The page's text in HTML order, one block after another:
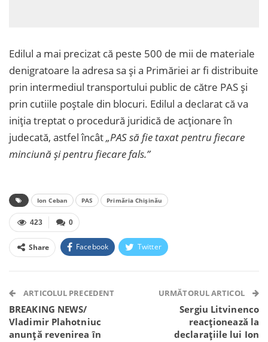
Edilul a mai precizat că peste 500 de mii de materiale
denigratoare la adresa sa și a Primăriei ar fi distribuite
prin intermediul transportului public de către PAS și
prin cutiile poștale din blocuri. Edilul a declarat că va
iniția treptat o procedură juridică de acționare în
judecată, astfel încât„PAS să fie taxat pentru fiecare
minciună și pentru fiecare fals.”
Ion Ceban PAS Primăria Chișinău
0
423
Share Facebook Twitter
Telegram WhatsApp Viber
ARTICOLUL PRECEDENT
BREAKING NEWS/
Vladimir Plahotniuc
anunță revenirea în
URMĂTORUL ARTICOL
Sergiu Litvinenco
reacționează la
declarațiile lui Ion